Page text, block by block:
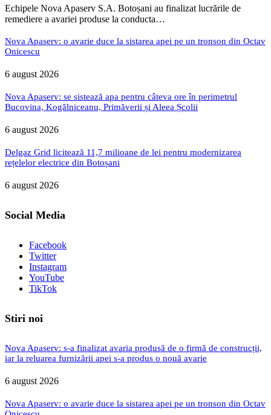
Echipele Nova Apaserv S.A. Botoșani au finalizat lucrările de
remediere a avariei produse la conducta…
Nova Apaserv: o avarie duce la sistarea apei pe un tronson din Octav
Onicescu
6 august 2026
Nova Apaserv: se sistează apa pentru câteva ore în perimetrul
Bucovina, Kogălniceanu, Primăverii și Aleea Școlii
6 august 2026
Delgaz Grid licitează 11,7 milioane de lei pentru modernizarea
rețelelor electrice din Botoșani
6 august 2026
Social Media
Facebook
Twitter
Instagram
YouTube
TikTok
Stiri noi
Nova Apaserv: s-a finalizat avaria produsă de o firmă de construcții,
iar la reluarea furnizării apei s-a produs o nouă avarie
6 august 2026
Nova Apaserv: o avarie duce la sistarea apei pe un tronson din Octav